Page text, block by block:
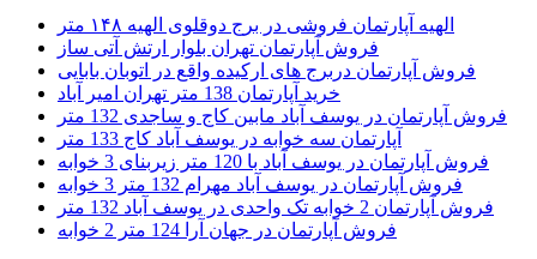
الهیه آپارتمان فروشی در برج دوقلوی الهیه ۱۴۸ متر
فروش آپارتمان تهران بلوار ارتش آتی ساز
فروش آپارتمان دربرج های ارکیده واقع در اتوبان بابایی
خرید آپارتمان 138 متر تهران امیر آباد
فروش آپارتمان در یوسف آباد مابین کاج و ساجدی 132 متر
آپارتمان سه خوابه در یوسف آباد کاج 133 متر
فروش آپارتمان در یوسف آباد با 120 متر زیربنای 3 خوابه
فروش آپارتمان در یوسف آباد مهرام 132 متر 3 خوابه
فروش آپارتمان 2 خوابه تک واحدی در یوسف آباد 132 متر
فروش آپارتمان در جهان آرا 124 متر 2 خوابه